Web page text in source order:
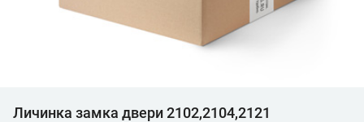
Личинка замка двери 2102,2104,2121